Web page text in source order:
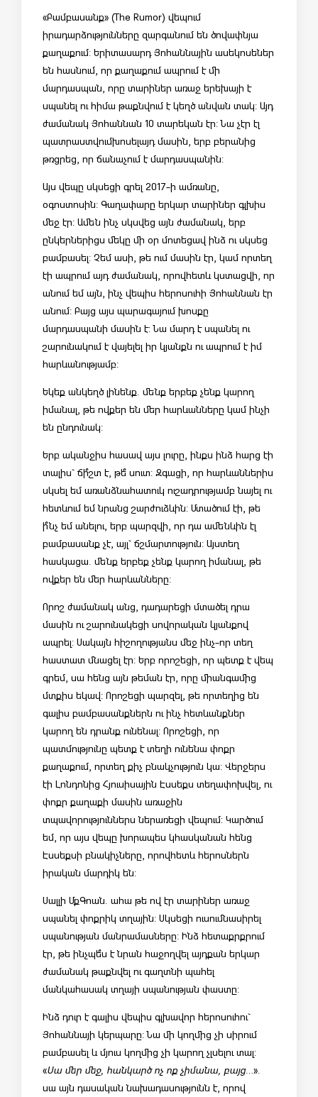
«Բամբասանք» (The Rumor) վեպում
իրադարձությունները զարգանում են ծովափնյա
քաղաքում: Երիտասարդ Յոհաննային ասեկոսեներ
են հասնում, որ քաղաքում ապրում է մի
մարդասպան, որը տարիներ առաջ երեխայի է
սպանել ու հիմա թաքնվում է կեղծ անվան տակ: Այդ
ժամանակ Յոհաննան 10 տարեկան էր: Նա չէր էլ
պատրաստվում խոսել այդ մասին, երբ բերանից
թռցրեց, որ ճանաչում է մարդասպանին:
Այս վեպը սկսեցի գրել 2017-ի ամռանը,
օգոստոսին: Գաղափարը երկար տարիներ գլխիս
մեջ էր: Ամեն ինչ սկսվեց այն ժամանակ, երբ
ընկերներիցս մեկը մի օր մոտեցավ ինձ ու սկսեց
բամբասել: Չեմ ասի, թե ում մասին էր, կամ որտեղ
էի ապրում այդ ժամանակ, որովհետև կստացվի, որ
անում եմ այն, ինչ վեպիս հերոսուհի Յոհաննան էր
անում: Բայց այս պարագայում խոսքը
մարդասպանի մասին է: Նա մարդ է սպանել ու
շարունակում է վայելել իր կյանքն ու ապրում է իմ
հարևանությամբ:
Եկեք անկեղծ լինենք. մենք երբեք չենք կարող
իմանալ, թե ովքեր են մեր հարևանները կամ ինչի
են ընդունակ:
Երբ ականջիս հասավ այս լուրը, ինքս ինձ հարց էի
տալիս` ճի՞շտ է, թե՞ սուտ: Զգացի, որ հարևաններիս
սկսել եմ առանձնահատուկ ուշադրությամբ նայել ու
հետևում եմ նրանց շարժուձևին: Մտածում էի, թե
ի՞նչ եմ անելու, երբ պարզվի, որ դա ամենևին էլ
բամբասանք չէ, այլ` ճշմարտություն: Այստեղ
հասկացա. մենք երբեք չենք կարող իմանալ, թե
ովքեր են մեր հարևանները:
Որոշ ժամանակ անց, դադարեցի մտածել դրա
մասին ու շարունակեցի սովորական կյանքով
ապրել: Սակայն հիշողությանս մեջ ինչ-որ տեղ
հաստատ մնացել էր: Երբ որոշեցի, որ պետք է վեպ
գրեմ, սա հենց այն թեման էր, որը միանգամից
մտքիս եկավ: Որոշեցի պարզել, թե որտեղից են
գալիս բամբասանքներն ու ինչ հետևանքներ
կարող են դրանք ունենալ: Որոշեցի, որ
պատմությունը պետք է տեղի ունենա փոքր
քաղաքում, որտեղ քիչ բնակչություն կա: Վերջերս
էի Լոնդոնից Հյուսիսային Էսսեքս տեղափոխվել, ու
փոքր քաղաքի մասին առաջին
տպավորություններս ներառեցի վեպում: Կարծում
եմ, որ այս վեպը խորապես կհասկանան հենց
Էսսեքսի բնակիչները, որովհետև հերոսներն
իրական մարդիկ են:
Սալլի ՄքԳոան. ահա թե ով էր տարիներ առաջ
սպանել փոքրիկ տղային: Սկսեցի ուսումնասիրել
սպանության մանրամասները: Ինձ հետաքրքրում
էր, թե ինչպե՞ս է նրան հաջողվել այդքան երկար
ժամանակ թաքնվել ու գաղտնի պահել
մանկահասակ տղայի սպանության փաստը:
Ինձ դուր է գալիս վեպիս գլխավոր հերոսուհու`
Յոհաննայի կերպարը: Նա մի կողմից չի սիրում
բամբասել և մյուս կողմից չի կարող չլսելու տալ:
«Սա մեր մեջ, հանկարծ ոչ ոք չիմանա, բայց…».
սա այն դասական նախադասությունն է, որով